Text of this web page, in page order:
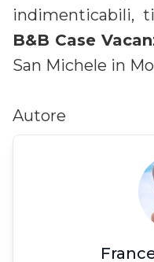
indimenticabili,
B&B Case
San Michele in
Autore